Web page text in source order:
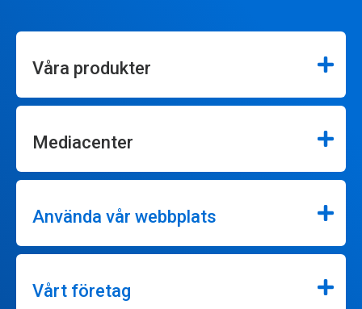
Våra produkter
Mediacenter
Använda vår webbplats
Vårt företag